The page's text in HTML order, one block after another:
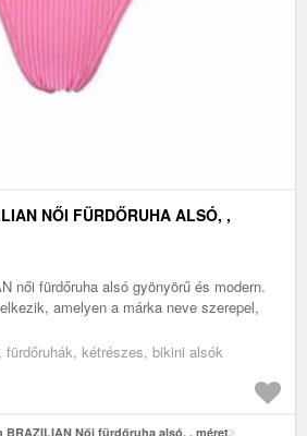
NŐI FÜRDŐRUHA ALSÓ, ,
női fürdőruha alsó gyönyörű és modern.
amelyen a márka neve szerepel,
kétrészes, bikini alsók
Női fürdőruha alsó, , méret